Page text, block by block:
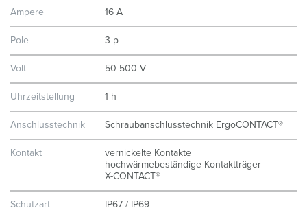
Ampere 16 A
Pole 3 p
Volt 50-500 V
Uhrzeitstellung 1 h
Anschlusstechnik Schraubanschlusstechnik ErgoCONTACT®
Kontakt
vernickelte Kontakte
hochwärmebeständige Kontaktträger
X-CONTACT®
Schutzart IP67 / IP69